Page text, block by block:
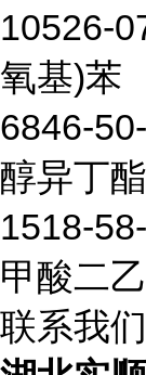
10526-
氧基)苯
6846-
醇异丁酯
1518-
甲酸二
联系我们